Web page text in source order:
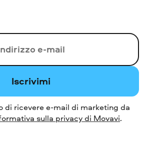
Iscrivimi
di ricevere e-mail di marketing da
sulla privacy di Movavi.